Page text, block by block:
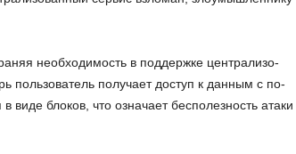
необ­хо­ди­мость в под­держ­ке цен­тра­ли­зо­
поль­зо­ва­тель по­лу­ча­ет до­ступ к дан­ным с по­
бло­ков, что озна­ча­ет бес­по­лез­ность атаки